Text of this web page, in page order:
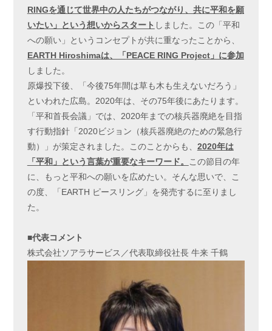
RINGを通じて世界中の人たちがつながり、共に平和を願
いたい」という想いからスタート しました。この「平和
への願い」というコンセプトが共に重なったことから、
EARTH Hiroshimaは、「 PEACE RING Project」に参加
しました。
原爆投下後、「今後75年間は草も木も生えないだろう」
といわれた広島。2020年は、その75年後にあたります。
「平和首長会議」では、2020年までの核兵器廃絶を目指
す行動指針「2020ビジョン（核兵器廃絶のための緊急行
動）」が策定されました。このことからも、 2020年は
「平和」という言葉が重要なキーワード。
この節目の年
に、もっと平和への願いを広めたい。そんな思いで、こ
の度、「EARTH ピースリング」を発売するに至りまし
た。
■代表コメント
株式会社ソアラサービス／代表取締役社長 牛来 千鶴